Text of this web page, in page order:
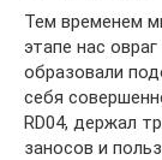
Тем временем
этапе нас
образовали
себя
RD04, держал
заносов и